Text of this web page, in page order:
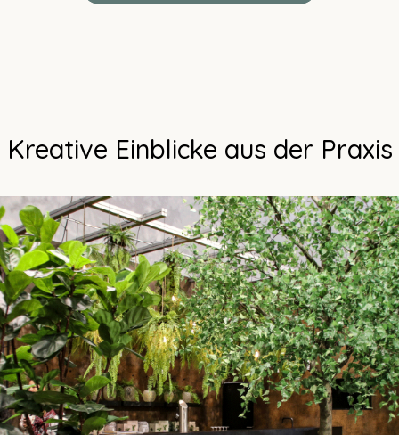
Kreative Einblicke aus der Praxis